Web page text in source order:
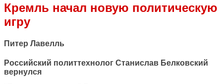
Кремль начал новую политическую
игру
Питер Лавелль
Российский политтехнолог Станислав Белковский
вернулся